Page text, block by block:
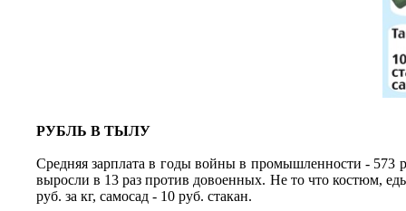
РУБЛЬ В ТЫЛУ
Средняя зарплата в годы войны в промышленности - 573
выросли в 13 раз против довоенных. Не то что костюм,
руб. за кг, самосад - 10 руб. стакан.